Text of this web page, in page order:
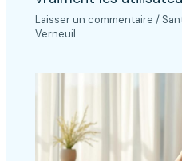
Laisser un commentaire /
Verneuil